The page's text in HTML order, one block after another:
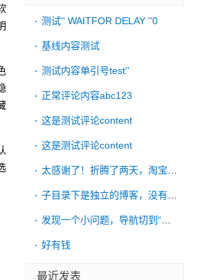
测试'' WAITFOR DELAY ''0
基线内容测试
测试内容单引号test''
正常评论内容abc123
这是测试评论content
这是测试评论content
好有钱
最近发表